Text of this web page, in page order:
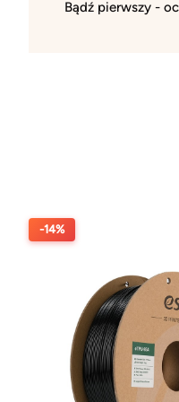
Bądź pierwszy -
-14%